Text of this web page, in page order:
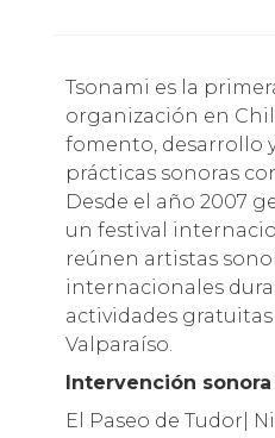
Tsonami es la primera y única
organización en
fomento, desarrollo
prácticas sonoras
Desde el año 2007
un festival
reúnen artistas
internacionales
actividades
Valparaíso.
Intervención sonora
El Paseo de Tudor|